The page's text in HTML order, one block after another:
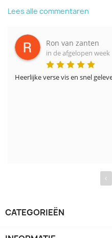
Lees alle commentaren
Ron van zanten
in de afgelopen week
Heerlijke verse vis en snel
‹
CATEGORIEËN